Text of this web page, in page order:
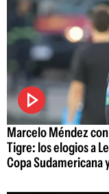
Marcelo Méndez
Tigre: los elogios a
Copa